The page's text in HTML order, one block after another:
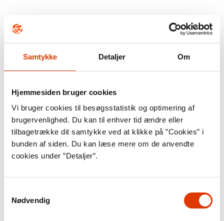
Samtykke Detaljer Om
Hjemmesiden bruger cookies
Vi bruger cookies til besøgsstatistik og optimering af
brugervenlighed. Du kan til enhver tid ændre eller
tilbagetrække dit samtykke ved at klikke på ”Cookies” i
bunden af siden. Du kan læse mere om de anvendte
cookies under ”Detaljer”.
Nødvendig
Hvornår opstod moderniteten?
Ofte forbinder man modernitet med fremkomsten af det
industrielle samfund i slutningen af 1700-tallet og op
teknologiske fremskridt med blandt andet dampmaskinen
og jernbanen ændrede de vestlige samfund markant og
satte gang i en samfundsudvikling mod demokrati,
urbanisering, sekularisering og en spirende ligestilling
mellem mænd og kvinder – begreber, som netop